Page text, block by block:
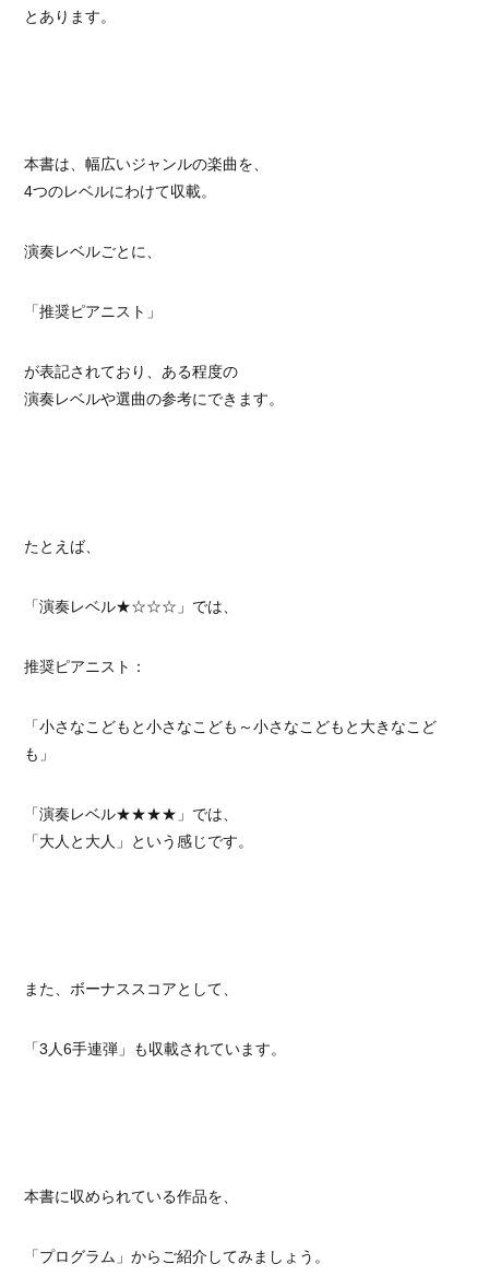
とあります。
本書は、幅広いジャンルの楽曲を、
4つのレベルにわけて収載。
演奏レベルごとに、
「推奨ピアニスト」
が表記されており、ある程度の
演奏レベルや選曲の参考にできます。
たとえば、
「演奏レベル★☆☆☆」では、
推奨ピアニスト：
「小さなこどもと小さなこども～小さなこどもと大きなこど
も」
「演奏レベル★★★★」では、
「大人と大人」という感じです。
また、ボーナススコアとして、
「3人6手連弾」も収載されています。
本書に収められている作品を、
「プログラム」からご紹介してみましょう。